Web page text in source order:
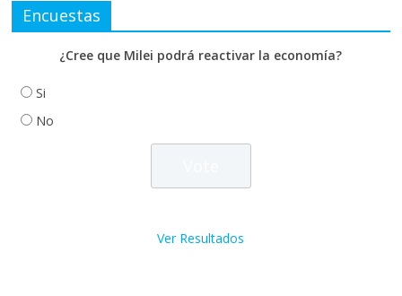
Encuestas
¿Cree que Milei podrá reactivar la economía?
Si
No
Ver Resultados